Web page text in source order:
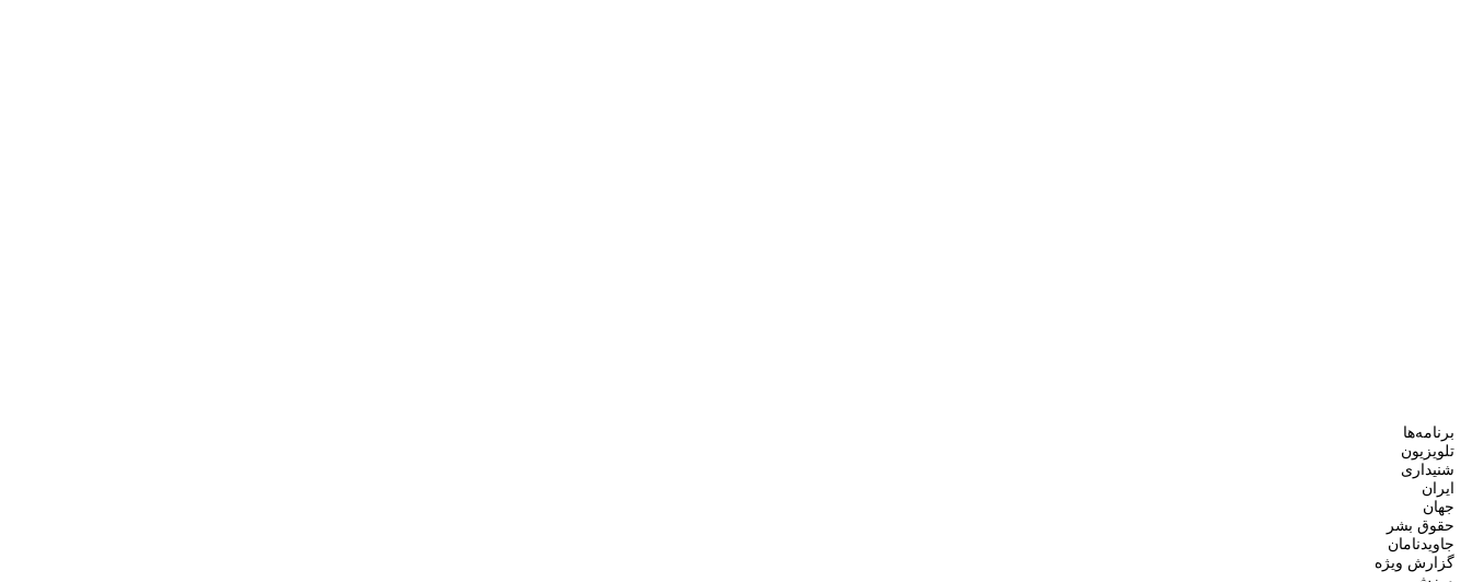
برنامه‌ها
تلویزیون
شنیداری
ایران
جهان
حقوق بشر
جاویدنامان
گزارش ویژه